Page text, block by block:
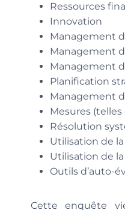
Ressources
Innovation
Management
Management
Management
Planification
Management
Mesures
Résolution
Utilisation de
Utilisation de
Outils d’auto-
Cette enquête